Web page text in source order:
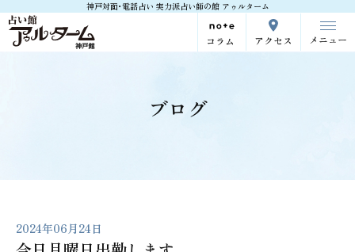
神戸対面･電話占い 実力派占い師の館 アゥルターム
コラム アクセス メニュー
ブログ
2024年06月24日